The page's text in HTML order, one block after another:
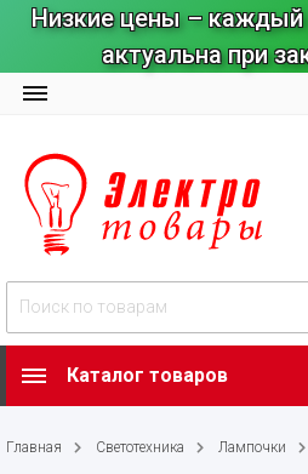
Низкие цены – каждый
актуальна при
Каталог товаров
Главная Светотехника Лампочки